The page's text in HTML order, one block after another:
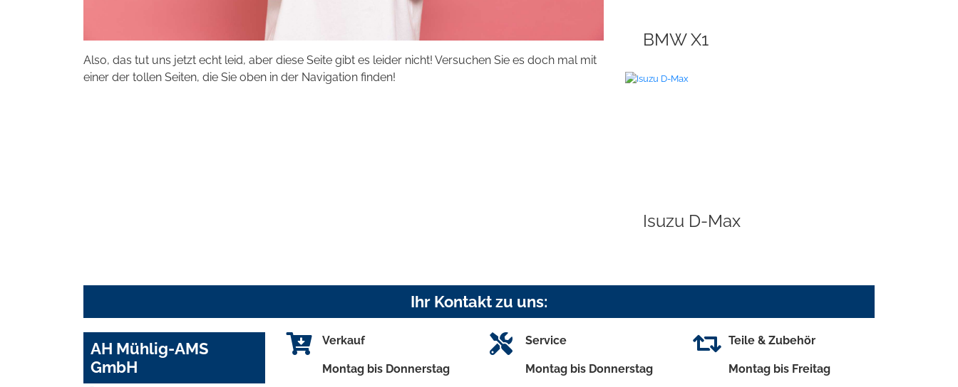
Also, das tut uns jetzt echt leid, aber diese Seite gibt es leider nicht! Versuchen Sie es doch mal mit
einer der tollen Seiten, die Sie oben in der Navigation finden!
BMW X1
Isuzu D-Max
Ihr Kontakt zu uns:
AH Mühlig-AMS
GmbH
Verkauf
Montag bis Donnerstag
Service
Montag bis Donnerstag
Teile & Zubehör
Montag bis Freitag